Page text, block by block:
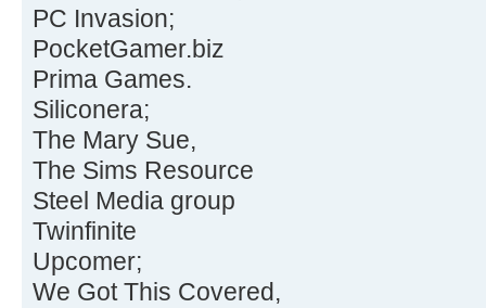
PC Invasion;
PocketGamer.biz
Prima Games.
Siliconera;
The Mary Sue,
The Sims Resource
Steel Media group
Twinfinite
Upcomer;
We Got This Covered,